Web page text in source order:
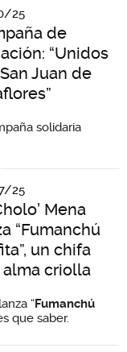
25
de
“Unidos
Juan de
solidaria
25
Mena
“Fumanchú
un chifa
criolla
lanza “Fumanchú
que saber.